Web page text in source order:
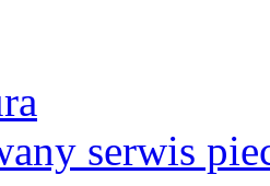
serwis